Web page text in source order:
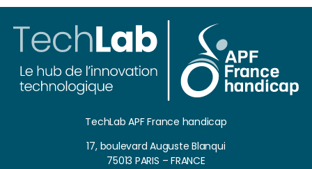
TechLab APF France handicap
17, boulevard Auguste Blanqui
75013 PARIS – FRANCE